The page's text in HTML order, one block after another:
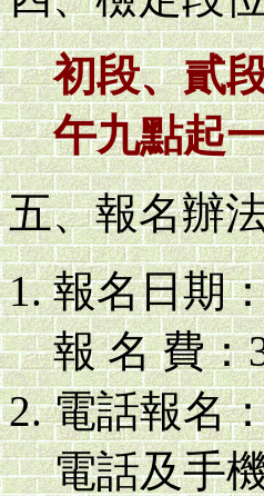
初段、貳
午九點起
五、報名辦
報名日期
報 名 費：
電話報名
電話及手